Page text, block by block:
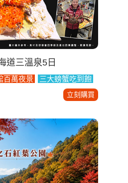
道三溫泉5日
百萬夜景 三大螃蟹吃到飽
立刻購買